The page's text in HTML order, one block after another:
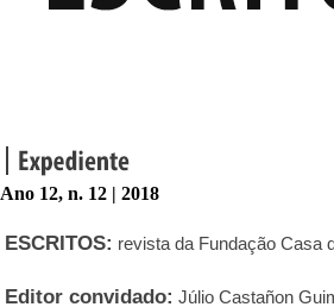
Ano 12, n. 12 | 2018
ESCRITOS: revista da Fundação Casa
Editor convidado: Júlio Castañon